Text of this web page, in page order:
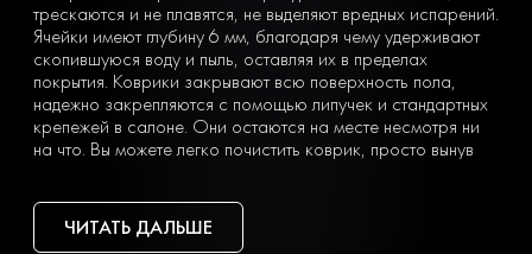
трескаются и не плавятся, не выделяют вредных испарений.
Ячейки имеют глубину 6 мм, благодаря чему удерживают
скопившуюся воду и пыль, оставляя их в пределах
покрытия. Коврики закрывают всю поверхность пола,
надежно закрепляются с помощью липучек и стандартных
крепежей в салоне. Они остаются на месте несмотря ни
на что. Вы можете легко почистить коврик, просто вынув
дворового шланга.
Тип ячеек вы выбираете сами с учетом ваших личных
ЧИТАТЬ ДАЛЬШЕ